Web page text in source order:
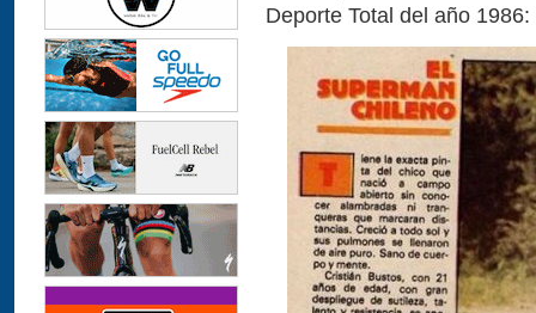
Deporte Total del año